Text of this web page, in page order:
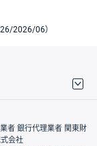
2026/06）
者 銀行代理業者 関東財
式会社